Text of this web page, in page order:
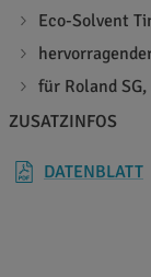
Eco-Solvent
für Roland SG,
ZUSATZINFOS
DATENBLATT